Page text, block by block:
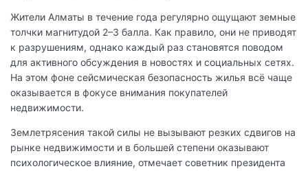
Жители Алматы в течение года регулярно ощущают земные
толчки магнитудой 2–3 балла. Как правило, они не приводят
к разрушениям, однако каждый раз становятся поводом
для активного обсуждения в новостях и социальных сетях.
На этом фоне сейсмическая безопасность жилья всё чаще
оказывается в фокусе внимания покупателей
недвижимости.
Землетрясения такой силы не вызывают резких сдвигов на
рынке недвижимости и в большей степени оказывают
психологическое влияние, отмечает советник президента